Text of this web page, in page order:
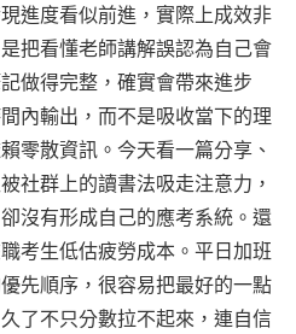
進度看似前進，實際上成效非
把看懂老師講解誤認為自己會
做得完整，確實會帶來進步
內輸出，而不是吸收當下的理
零散資訊。今天看一篇分享、
社群上的讀書法吸走注意力，
沒有形成自己的應考系統。還
考生低估疲勞成本。平日加班
先順序，很容易把最好的一點
了不只分數拉不起來，連自信